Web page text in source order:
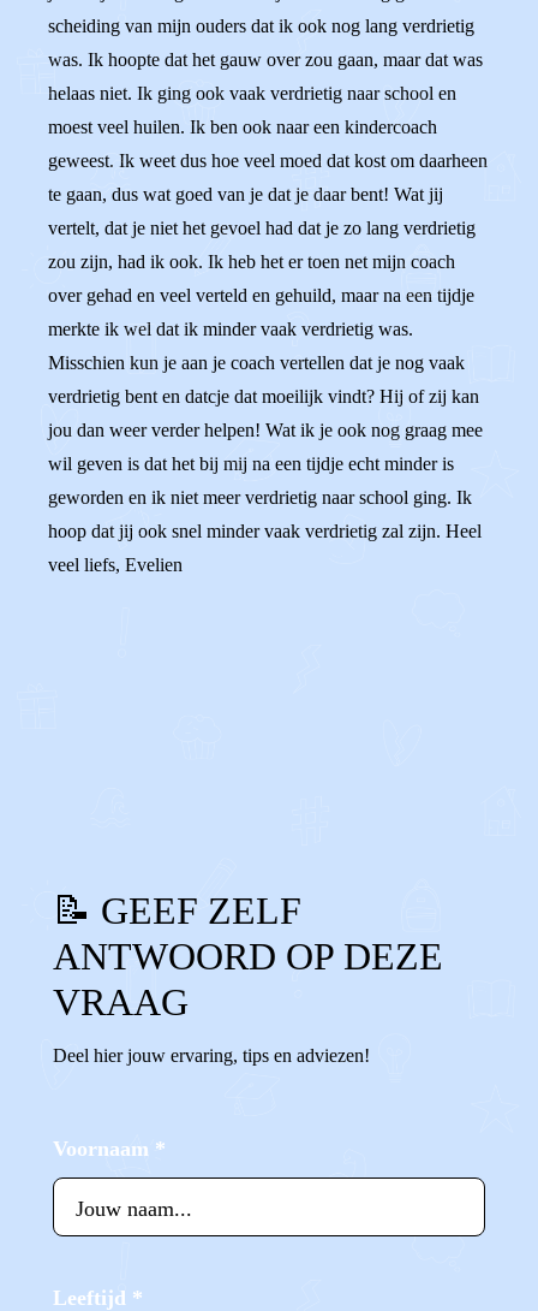
scheiding van mijn ouders dat ik ook nog lang verdrietig
was. Ik hoopte dat het gauw over zou gaan, maar dat was
helaas niet. Ik ging ook vaak verdrietig naar school en
moest veel huilen. Ik ben ook naar een kindercoach
geweest. Ik weet dus hoe veel moed dat kost om daarheen
te gaan, dus wat goed van je dat je daar bent! Wat jij
vertelt, dat je niet het gevoel had dat je zo lang verdrietig
zou zijn, had ik ook. Ik heb het er toen net mijn coach
over gehad en veel verteld en gehuild, maar na een tijdje
merkte ik wel dat ik minder vaak verdrietig was.
Misschien kun je aan je coach vertellen dat je nog vaak
verdrietig bent en datcje dat moeilijk vindt? Hij of zij kan
jou dan weer verder helpen! Wat ik je ook nog graag mee
wil geven is dat het bij mij na een tijdje echt minder is
geworden en ik niet meer verdrietig naar school ging. Ik
hoop dat jij ook snel minder vaak verdrietig zal zijn. Heel
veel liefs, Evelien
📝 GEEF ZELF
ANTWOORD OP DEZE
VRAAG
Deel hier jouw ervaring, tips en adviezen!
Voornaam *
Leeftijd *